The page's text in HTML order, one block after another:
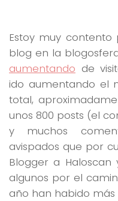
Estoy muy
blog en la
aumentando de
ido aumentando el
total,
unos 800 posts (el
y muchos
avispados que por
Blogger a
algunos por el
año han habido más